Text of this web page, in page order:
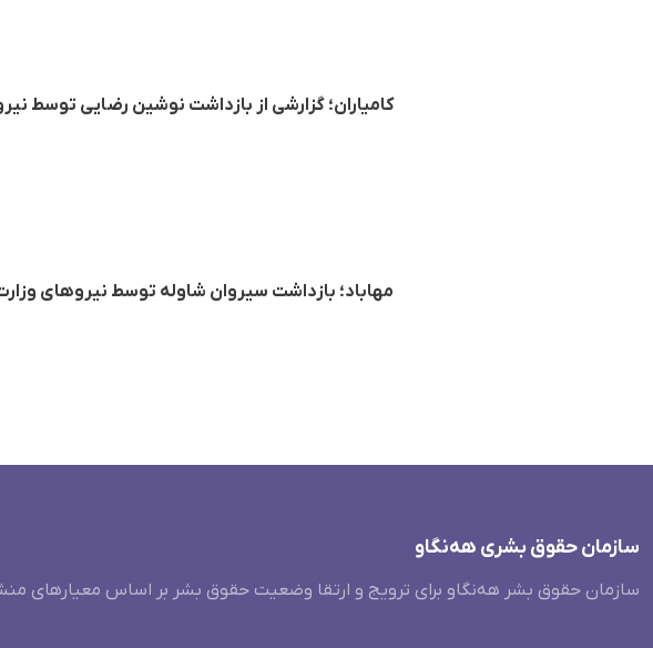
کامیاران؛ گزارشی از بازداشت نوشین رضایی توسط
مهاباد؛ بازداشت سیروان شاوله توسط نیروهای
سازمان حقوق بشری هەنگاو
سازمان حقوق بشر هه‌نگاو برای ترویج و ارتقا وضعیت حقوق بشر بر اساس معیارهای